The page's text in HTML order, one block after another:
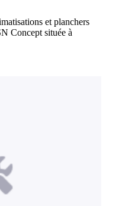
et planchers
Concept située à